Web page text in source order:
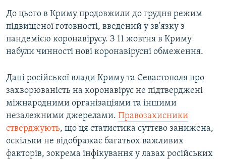
До цього в Криму продовжили до грудня режим
підвищеної готовності, введений у зв'язку з
пандемією коронавірусу. З 11 жовтня в Криму
набули чинності нові коронавірусні обмеження.
Дані російської влади Криму та Севастополя про
захворюваність на коронавірус не підтверджені
міжнародними організаціями та іншими
незалежними джерелами. Правозахисники
стверджують, що ця статистика суттєво занижена,
оскільки не відображає багатьох важливих
факторів, зокрема інфікування у лавах російських